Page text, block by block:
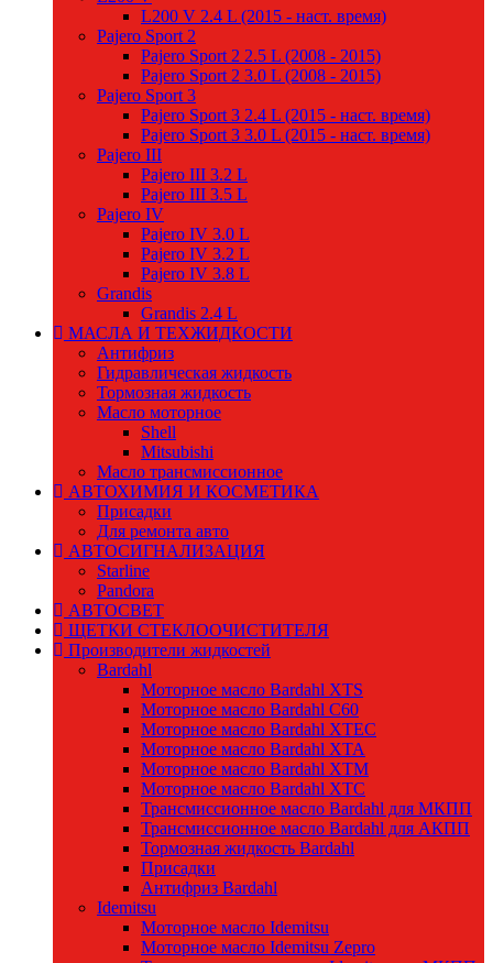
L200 V 2.4 L (2015 - наст. время)
Pajero Sport 2
Pajero Sport 2 2.5 L (2008 - 2015)
Pajero Sport 2 3.0 L (2008 - 2015)
Pajero Sport 3
Pajero Sport 3 2.4 L (2015 - наст. время)
Pajero Sport 3 3.0 L (2015 - наст. время)
Pajero III
Pajero III 3.2 L
Pajero III 3.5 L
Pajero IV
Pajero IV 3.0 L
Pajero IV 3.2 L
Pajero IV 3.8 L
Grandis
Grandis 2.4 L
МАСЛА И ТЕХЖИДКОСТИ
Антифриз
Гидравлическая жидкость
Тормозная жидкость
Масло моторное
Shell
Mitsubishi
Масло трансмиссионное
АВТОХИМИЯ И КОСМЕТИКА
Присадки
Для ремонта авто
АВТОСИГНАЛИЗАЦИЯ
Starline
Pandora
АВТОСВЕТ
ЩЕТКИ СТЕКЛООЧИСТИТЕЛЯ
Производители жидкостей
Bardahl
Моторное масло Bardahl XTS
Моторное масло Bardahl C60
Моторное масло Bardahl XTEC
Моторное масло Bardahl XTA
Моторное масло Bardahl XTM
Моторное масло Bardahl XTC
Трансмиссионное масло Bardahl для МКПП
Трансмиссионное масло Bardahl для АКПП
Тормозная жидкость Bardahl
Присадки
Антифриз Bardahl
Idemitsu
Моторное масло Idemitsu
Моторное масло Idemitsu Zepro